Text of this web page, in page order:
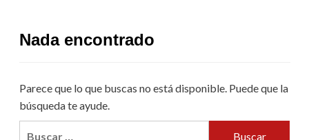
Nada encontrado
Parece que lo que buscas no está disponible. Puede que la
búsqueda te ayude.